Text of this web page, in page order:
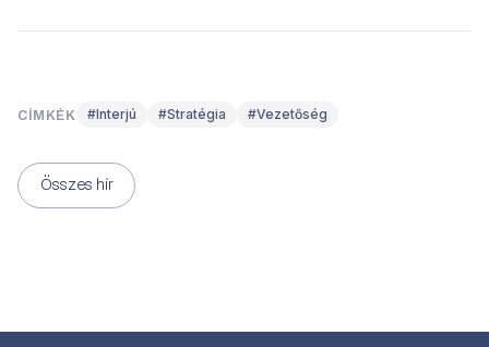
CÍMKÉK #Interjú #Stratégia #Vezetőség
Összes hír